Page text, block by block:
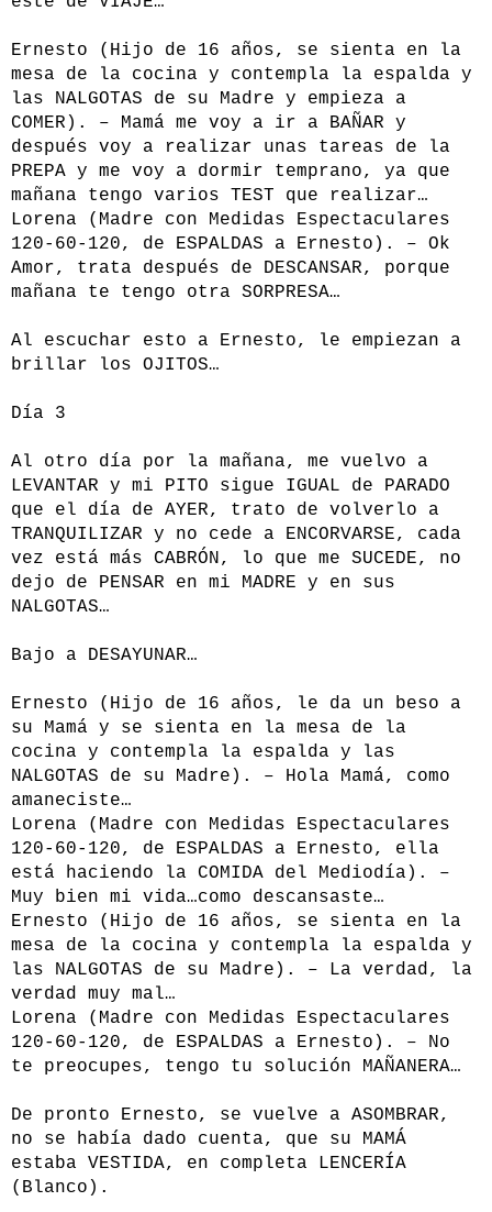
Ernesto (Hijo de 16 años, se sienta en la
mesa de la cocina y contempla la espalda y
las NALGOTAS de su Madre y empieza a
COMER). – Mamá me voy a ir a BAÑAR y
después voy a realizar unas tareas de la
PREPA y me voy a dormir temprano, ya que
mañana tengo varios TEST que realizar…
Lorena (Madre con Medidas Espectaculares
120-60-120, de ESPALDAS a Ernesto). – Ok
Amor, trata después de DESCANSAR, porque
mañana te tengo otra SORPRESA…
Al escuchar esto a Ernesto, le empiezan a
brillar los OJITOS…
Día 3
Al otro día por la mañana, me vuelvo a
LEVANTAR y mi PITO sigue IGUAL de PARADO
que el día de AYER, trato de volverlo a
TRANQUILIZAR y no cede a ENCORVARSE, cada
vez está más CABRÓN, lo que me SUCEDE, no
dejo de PENSAR en mi MADRE y en sus
NALGOTAS…
Bajo a DESAYUNAR…
Ernesto (Hijo de 16 años, le da un beso a
su Mamá y se sienta en la mesa de la
cocina y contempla la espalda y las
NALGOTAS de su Madre). – Hola Mamá, como
amaneciste…
Lorena (Madre con Medidas Espectaculares
120-60-120, de ESPALDAS a Ernesto, ella
está haciendo la COMIDA del Mediodía). –
Muy bien mi vida…como descansaste…
Ernesto (Hijo de 16 años, se sienta en la
mesa de la cocina y contempla la espalda y
las NALGOTAS de su Madre). – La verdad, la
verdad muy mal…
Lorena (Madre con Medidas Espectaculares
120-60-120, de ESPALDAS a Ernesto). – No
te preocupes, tengo tu solución MAÑANERA…
De pronto Ernesto, se vuelve a ASOMBRAR,
no se había dado cuenta, que su MAMÁ
estaba VESTIDA, en completa LENCERÍA
(Blanco).